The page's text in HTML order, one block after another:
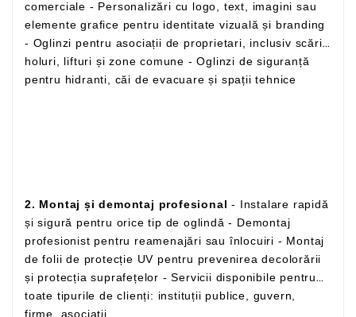
comerciale - Personalizări cu logo, text, imagini sau
elemente grafice pentru identitate vizuală și branding
- Oglinzi pentru asociații de proprietari, inclusiv scări,
holuri, lifturi și zone comune - Oglinzi de siguranță
pentru hidranti, căi de evacuare și spații tehnice
2. Montaj și demontaj profesional - Instalare rapidă
și sigură pentru orice tip de oglindă - Demontaj
profesionist pentru reamenajări sau înlocuiri - Montaj
de folii de protecție UV pentru prevenirea decolorării
și protecția suprafețelor - Servicii disponibile pentru
toate tipurile de clienți: instituții publice, guvern,
firme, asociații